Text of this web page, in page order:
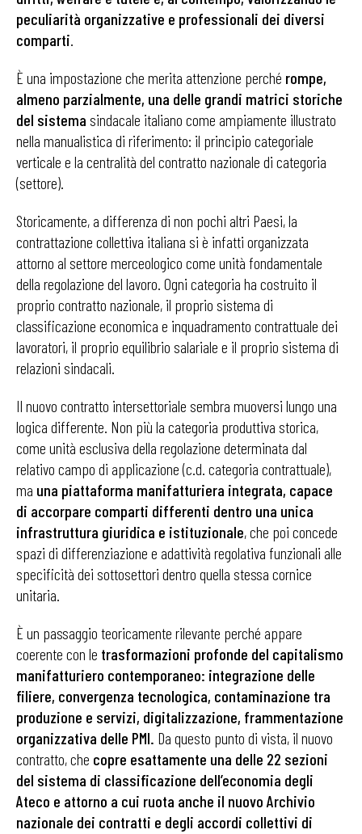
peculiarità organizzative e professionali dei diversi
comparti.
È una impostazione che merita attenzione perché rompe,
almeno parzialmente, una delle grandi matrici storiche
del sistema sindacale italiano come ampiamente illustrato
nella manualistica di riferimento: il principio categoriale
verticale e la centralità del contratto nazionale di categoria
(settore).
Storicamente, a differenza di non pochi altri Paesi, la
contrattazione collettiva italiana si è infatti organizzata
attorno al settore merceologico come unità fondamentale
della regolazione del lavoro. Ogni categoria ha costruito il
proprio contratto nazionale, il proprio sistema di
classificazione economica e inquadramento contrattuale dei
lavoratori, il proprio equilibrio salariale e il proprio sistema di
relazioni sindacali.
Il nuovo contratto intersettoriale sembra muoversi lungo una
logica differente. Non più la categoria produttiva storica,
come unità esclusiva della regolazione determinata dal
relativo campo di applicazione (c.d. categoria contrattuale),
ma una piattaforma manifatturiera integrata, capace
di accorpare comparti differenti dentro una unica
infrastruttura giuridica e istituzionale, che poi concede
spazi di differenziazione e adattività regolativa funzionali alle
specificità dei sottosettori dentro quella stessa cornice
unitaria.
È un passaggio teoricamente rilevante perché appare
coerente con le trasformazioni profonde del capitalismo
manifatturiero contemporaneo: integrazione delle
filiere, convergenza tecnologica, contaminazione tra
produzione e servizi, digitalizzazione, frammentazione
organizzativa delle PMI. Da questo punto di vista, il nuovo
contratto, che copre esattamente una delle 22 sezioni
del sistema di classificazione dell’economia degli
Ateco e attorno a cui ruota anche il nuovo Archivio
nazionale dei contratti e degli accordi collettivi di